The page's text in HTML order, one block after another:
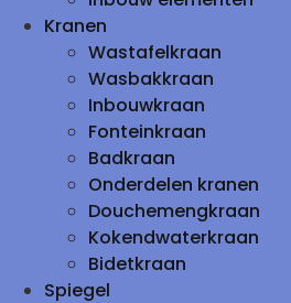
Kranen
Wastafelkraan
Wasbakkraan
Inbouwkraan
Fonteinkraan
Badkraan
Onderdelen kranen
Douchemengkraan
Kokendwaterkraan
Bidetkraan
Spiegel